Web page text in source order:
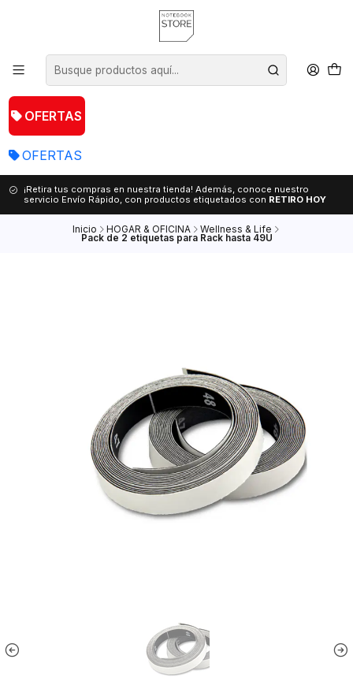
OFERTAS
OFERTAS
¡Retira tus compras en nuestra tienda! Además, conoce nuestro
servicio Envío Rápido, con productos etiquetados con RETIRO HOY
Inicio HOGAR & OFICINA Wellness & Life
Pack de 2 etiquetas para Rack hasta 49U